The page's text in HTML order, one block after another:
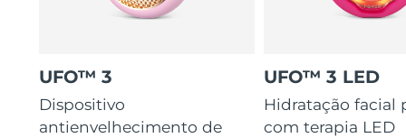
UFO™ 3
Dispositivo
antienvelhecimento de
UFO™ 3 LED
Hidratação facial
com terapia LED